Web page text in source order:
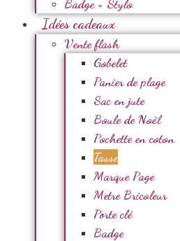
Badge + Stylo
Idées cadeaux
Vente flash
Gobelet
Panier de plage
Sac en jute
Boule de Noël
Pochette en coton
Tasse
Marque Page
Metre Bricoleur
Porte clé
Badge